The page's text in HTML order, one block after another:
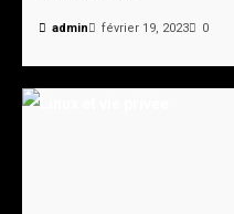
admin février 19, 2023 0